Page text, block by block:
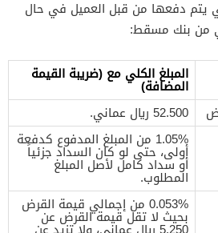
يتم دفعها من قبل العميل في حال
من بنك مسقط:
المبلغ الكلي مع (ضريبة القيمة
المضافة)
52.500 ريال عماني.
1.05% من المبلغ المدفوع كدفعة
أولى، حتى لو كان السداد جزئياً
أو سداد كامل لأصل المبلغ
المطلوب.
0.053% من إجمالي قيمة القرض
بحيث لا تقل قيمة القرض عن